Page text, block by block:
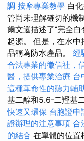
調 按摩專業教學 白
管尚未理解確切的機
爾文還描述了“完全
起源。 但是，在水
品稱為防水產品。 經
合法專業的徵信社，
醫，提供專業治療 台
這種革命性的聽力輔
基二醇和5.6-二羥基
快速又環保 台胞證申
證辦理的注意事項 合
的結合 在單體的位置